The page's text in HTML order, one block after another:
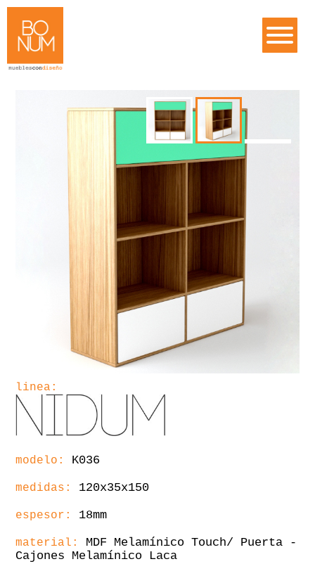
linea:
modelo: K036
medidas: 120x35x150
espesor: 18mm
material:
MDF Melamínico Touch/ Puerta -
Cajones Melamínico Laca